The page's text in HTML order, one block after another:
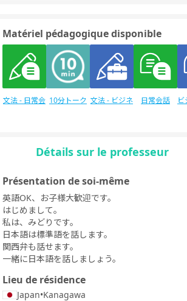
Matériel pédagogique disponible
文法 - 日常会 10分トーク 文法 - ビジネ
日常会話
験1級
libre
ック
Détails sur le professeur
Présentation de soi-même
英語OK、お子様大歓迎です。
はじめまして。
私は、みどりです。
日本語は標準語を話します。
関西弁も話せます。
一緒に日本語を話しましょう。
Lieu de résidence
Japan•Kanagawa